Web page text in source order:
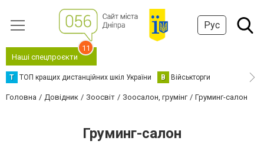
Рус
Наші спецпроєкти
11
Т ТОП кращих дистанційних шкіл України В Військторги
Головна Довідник Зоосвіт Зоосалон, грумінг Груминг-салон
Груминг-салон